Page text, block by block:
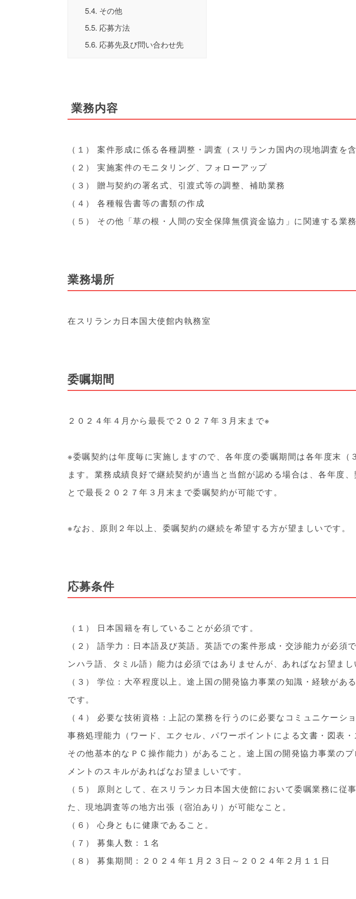
5.4. その他
5.5. 応募方法
5.6. 応募先及び問い合わせ先
業務内容
（１） 案件形成に係る各種調整・調査（スリランカ国内の現地調査を含
（２） 実施案件のモニタリング、フォローアップ
（３） 贈与契約の署名式、引渡式等の調整、補助業務
（４） 各種報告書等の書類の作成
（５） その他「草の根・人間の安全保障無償資金協力」に関連する業務
業務場所
在スリランカ日本国大使館内執務室
委嘱期間
２０２４年４月から最長で２０２７年３月末まで※
※委嘱契約は年度毎に実施しますので、各年度の委嘱期間は各年度末（
ます。業務成績良好で継続契約が適当と当館が認める場合は、各年度
とで最長２０２７年３月末まで委嘱契約が可能です。
※なお、原則２年以上、委嘱契約の継続を希望する方が望ましいです。
応募条件
（１） 日本国籍を有していることが必須です。
（２） 語学力：日本語及び英語。英語での案件形成・交渉能力が必須
ンハラ語、タミル語）能力は必須ではありませんが、あればなお望まし
（３） 学位：大卒程度以上。途上国の開発協力事業の知識・経験があ
です。
（４） 必要な技術資格：上記の業務を行うのに必要なコミュニケーシ
事務処理能力（ワード、エクセル、パワーポイントによる文書・図表
その他基本的なＰＣ操作能力）があること。途上国の開発協力事業の
メントのスキルがあればなお望ましいです。
（５） 原則として、在スリランカ日本国大使館において委嘱業務に従
た、現地調査等の地方出張（宿泊あり）が可能なこと。
（６） 心身ともに健康であること。
（７） 募集人数：１名
（８） 募集期間：２０２４年１月２３日～２０２４年２月１１日